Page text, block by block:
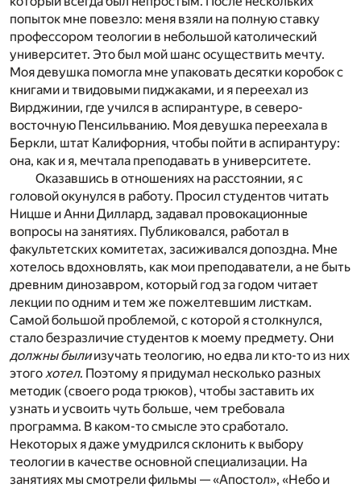
попыток мне повезло: меня взяли на полную ставку
профессором теологии в небольшой католический
университет. Это был мой шанс осуществить мечту.
Моя девушка помогла мне упаковать десятки коробок с
книгами и твидовыми пиджаками, и я переехал из
Вирджинии, где учился в аспирантуре, в северо-
восточную Пенсильванию. Моя девушка переехала в
Беркли, штат Калифорния, чтобы пойти в аспирантуру:
она, как и я, мечтала преподавать в университете.
Оказавшись в отношениях на расстоянии, я с
головой окунулся в работу. Просил студентов читать
Ницше и Анни Диллард, задавал провокационные
вопросы на занятиях. Публиковался, работал в
факультетских комитетах, засиживался допоздна. Мне
хотелось вдохновлять, как мои преподаватели, а не быть
древним динозавром, который год за годом читает
лекции по одним и тем же пожелтевшим листкам.
Самой большой проблемой, с которой я столкнулся,
стало безразличие студентов к моему предмету. Они
должны былиизучать теологию, но едва ли кто-то из них
этогохотел. Поэтому я придумал несколько разных
методик (своего рода трюков), чтобы заставить их
узнать и усвоить чуть больше, чем требовала
программа. В каком-то смысле это сработало.
Некоторых я даже умудрился склонить к выбору
теологии в качестве основной специализации. На
занятиях мы смотрели фильмы — «Апостол», «Небо и